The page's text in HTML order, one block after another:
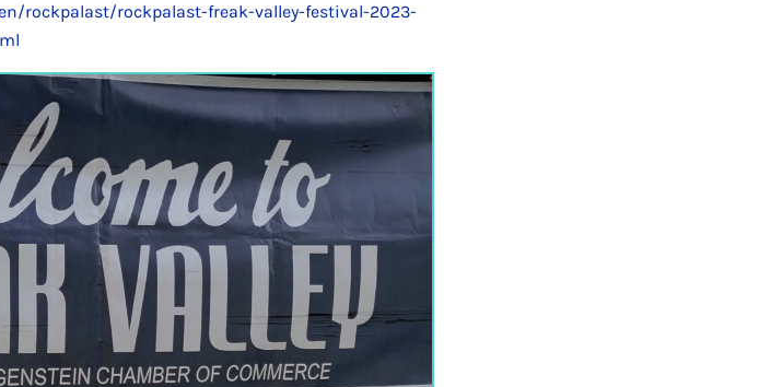
rockpalast/rockpalast-freak-valley-festival-2023-